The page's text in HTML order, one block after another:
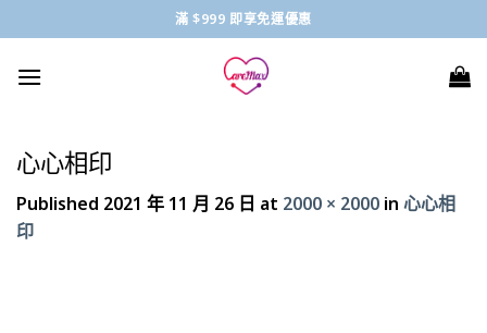
to
content
滿 $999 即享免運優惠
心心相印
Published 2021 年 11 月 26 日 at 2000 × 2000 in 心心相
印